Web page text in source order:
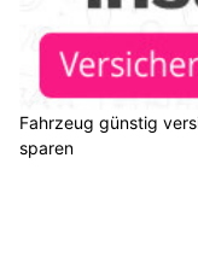
Fahrzeug günstig
sparen